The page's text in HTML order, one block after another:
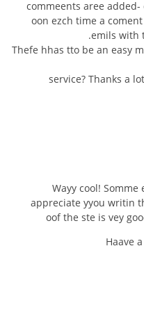
commeents aree
oon ezch time a
emils with
Thefe hhas tto be an easy
service? Thanks a
Wayy cool!
appreciate yyou writin
oof the ste is vey
Haave